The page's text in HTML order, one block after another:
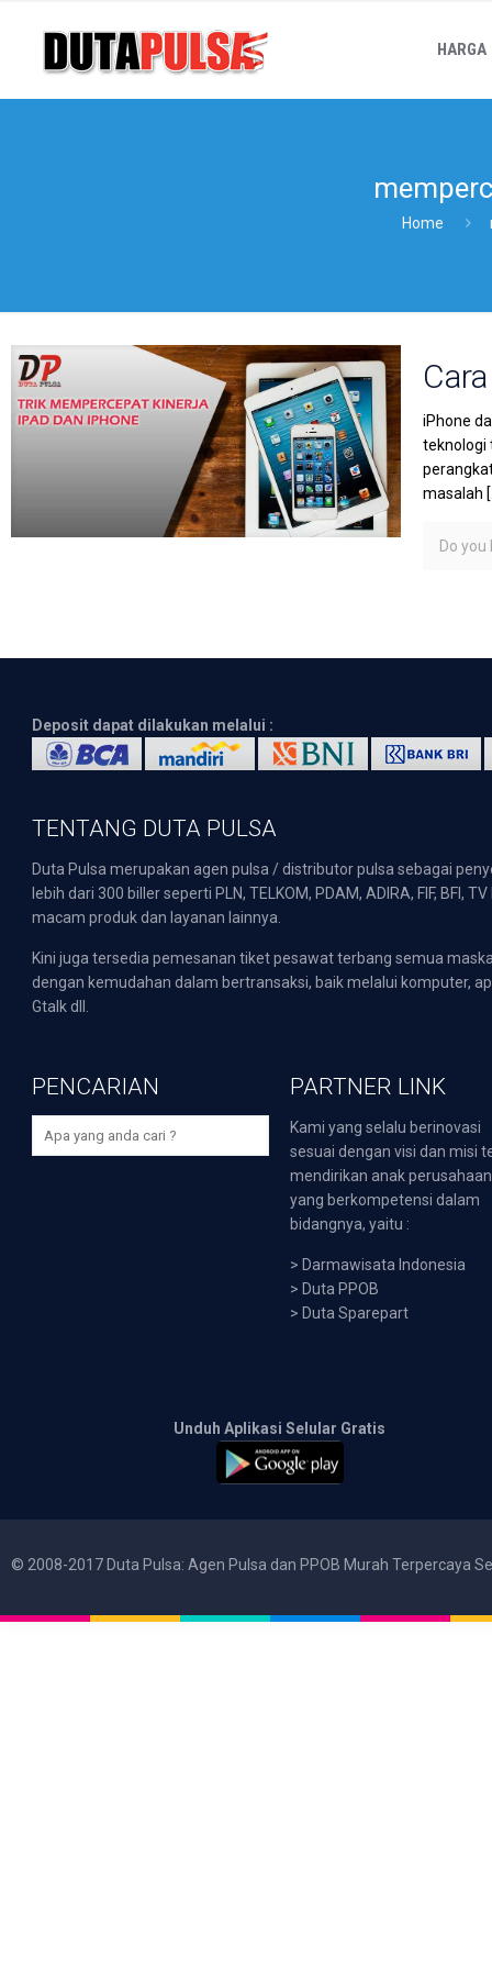
HARGA
Home
iPhone
teknologi
masalah
Do you
Deposit dapat dilakukan melalui :
TENTANG DUTA PULSA
Duta Pulsa merupakan agen pulsa / distributor pulsa sebagai
lebih dari 300 biller seperti PLN, TELKOM, PDAM, ADIRA, FIF,
macam produk dan layanan lainnya.
Kini juga tersedia pemesanan tiket pesawat terbang semua
dengan kemudahan dalam bertransaksi, baik melalui komputer,
Gtalk dll.
PENCARIAN PARTNER LINK
Kami yang selalu berinovasi
sesuai dengan visi dan misi
mendirikan anak perusahaan
yang berkompetensi dalam
bidangnya, yaitu :
> Darmawisata Indonesia
> Duta PPOB
> Duta Sparepart
Unduh Aplikasi Selular Gratis
© 2008-2017 Duta Pulsa: Agen Pulsa dan PPOB Murah Terpercaya